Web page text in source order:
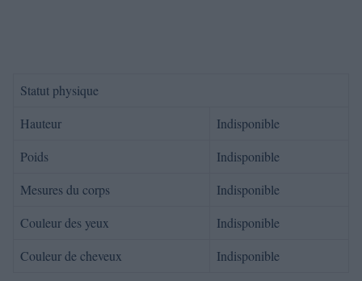
Statut physique
Hauteur
Indisponible
Poids
Indisponible
Mesures du corps
Indisponible
Couleur des yeux
Indisponible
Couleur de cheveux
Indisponible